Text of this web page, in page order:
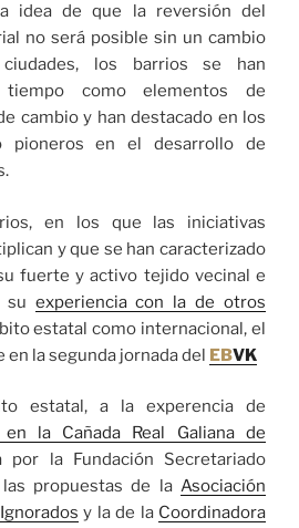
idea de que la reversión del
no será posible sin un cambio
los barrios se han
como elementos de
cambio y han destacado en los
pioneros en el desarrollo de
en los que las iniciativas
y que se han caracterizado
fuerte y activo tejido vecinal e
su experiencia con la de otros
estatal como internacional, el
la segunda jornada del EBVK
estatal, a la experencia de
la Cañada Real Galiana de
por la Fundación Secretariado
propuestas de la Asociación
y la de la Coordinadora